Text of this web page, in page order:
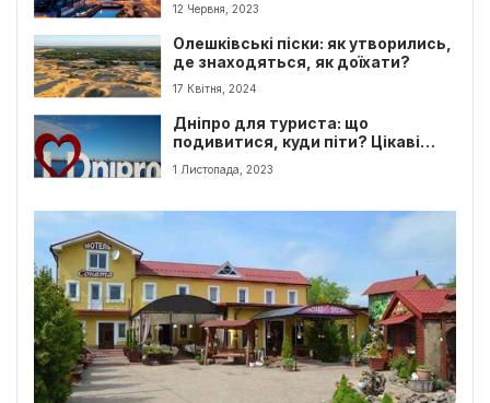
12 Червня, 2023
Олешківські піски: як утворились,
де знаходяться, як доїхати?
17 Квітня, 2024
Дніпро для туриста: що
подивитися, куди піти? Цікаві
місця
1 Листопада, 2023